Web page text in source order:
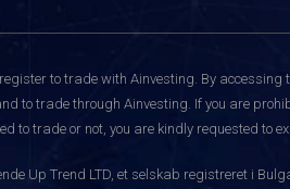
to trade with Ainvesting. By accessing
to trade through Ainvesting. If you are
to trade or not, you are kindly requested to
Up Trend LTD, et selskab registreret i